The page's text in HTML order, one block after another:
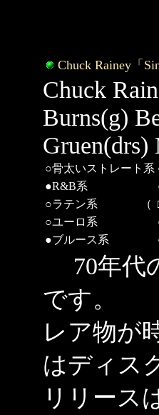
Chuck Rainey「
Chuck
Burns(g)
Gruen(drs)
○骨太いストレート系
●R&B系
○ラテン系 （
○ユーロ系
●ブルース系
70年代
です。
レア物が
はディス
リリース